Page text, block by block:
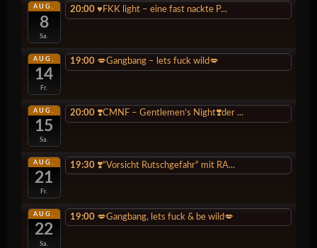
AUG.
8
Sa.
20:00 ♥️FKK light – eine fast nackte P...
AUG.
14
Fr.
19:00 💋Gangbang – lets fuck wild💋
AUG.
15
Sa.
20:00 ❣️CMNF – Gentlemen’s Night❣️der ...
AUG.
21
Fr.
19:30 ❣️“Vorsicht Rutschgefahr“ mit RA...
AUG.
22
Sa.
19:00 💋Gangbang, lets fuck & be wild💋